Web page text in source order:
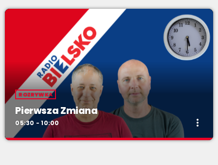
ROZRYWKA
Pierwsza Zmiana
05:30 - 10:00 more_vert